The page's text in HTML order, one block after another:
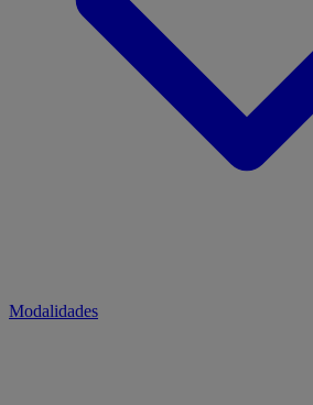
Modalidades